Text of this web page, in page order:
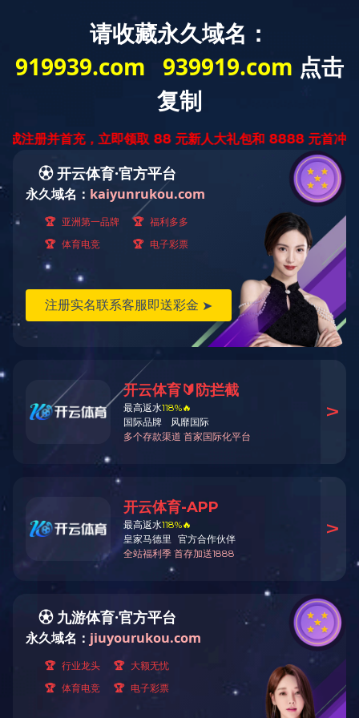
通知公告 当前位置： 乐鱼买球·（中国）官方网站 通知公告 >正文